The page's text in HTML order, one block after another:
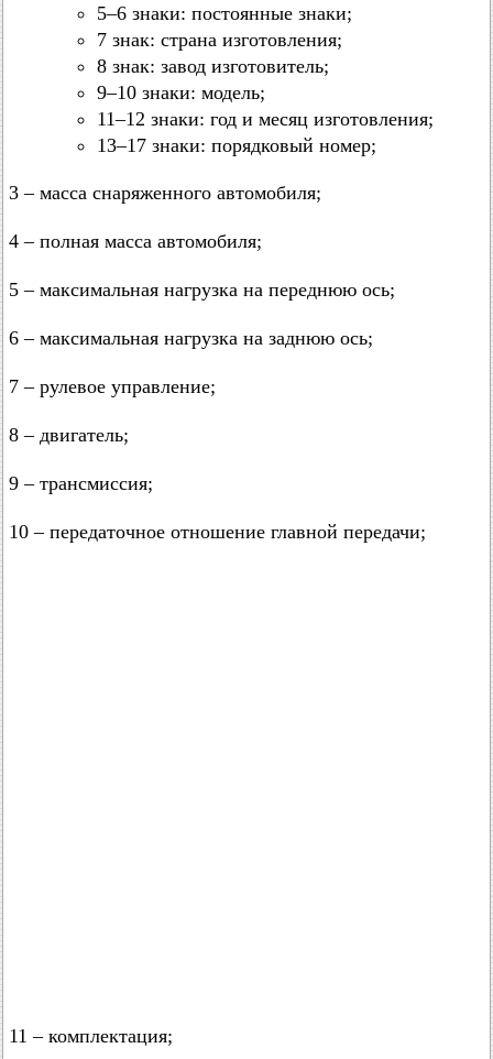
5–6 знаки: постоянные знаки;
7 знак: страна изготовления;
8 знак: завод изготовитель;
9–10 знаки: модель;
11–12 знаки: год и месяц изготовления;
13–17 знаки: порядковый номер;
3 – масса снаряженного автомобиля;
4 – полная масса автомобиля;
5 – максимальная нагрузка на переднюю ось;
6 – максимальная нагрузка на заднюю ось;
7 – рулевое управление;
8 – двигатель;
9 – трансмиссия;
10 – передаточное отношение главной передачи;
11 – комплектация;